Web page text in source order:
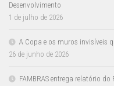
Desenvolvimento
1 de julho de 2026
A Copa e os muros invisíveis
26 de junho de 2026
FAMBRAS entrega relatório